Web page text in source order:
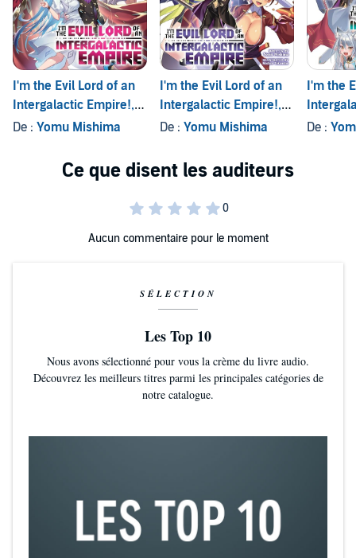
I'm the Evil Lord of an
Intergalactic Empire!,
Vol. 5
De : Yomu Mishima
I'm the Evil Lord of an
Intergalactic Empire!,
Vol. 6
De : Yomu Mishima
I'm the
Vol. 7
De :
Aucun commentaire pour le moment
SÉLECTION
Les Top 10
Nous avons sélectionné pour vous la crème du livre audio.
Découvrez les meilleurs titres parmi les principales catégories de
notre catalogue.